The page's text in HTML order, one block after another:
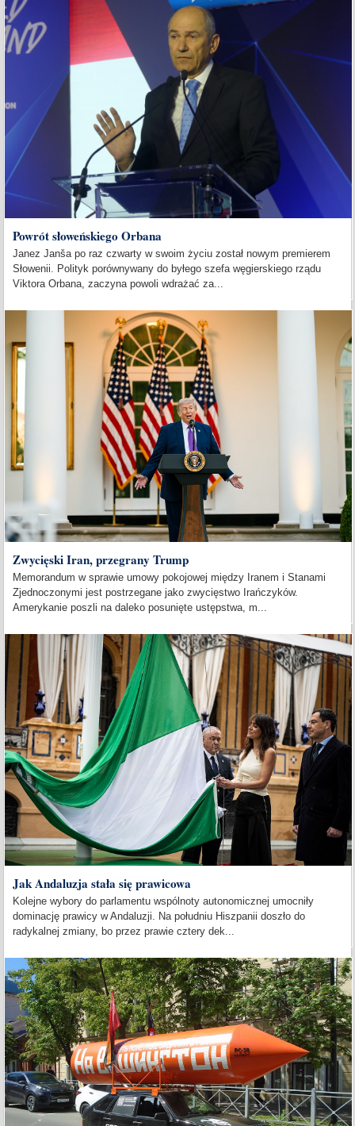
Powrót słoweńskiego Orbana
Janez Janša po raz czwarty w swoim życiu został nowym premierem
Słowenii. Polityk porównywany do byłego szefa węgierskiego rządu
Viktora Orbana, zaczyna powoli wdrażać za...
Zwycięski Iran, przegrany Trump
Memorandum w sprawie umowy pokojowej między Iranem i Stanami
Zjednoczonymi jest postrzegane jako zwycięstwo Irańczyków.
Amerykanie poszli na daleko posunięte ustępstwa, m...
Jak Andaluzja stała się prawicowa
Kolejne wybory do parlamentu wspólnoty autonomicznej umocniły
dominację prawicy w Andaluzji. Na południu Hiszpanii doszło do
radykalnej zmiany, bo przez prawie cztery dek...